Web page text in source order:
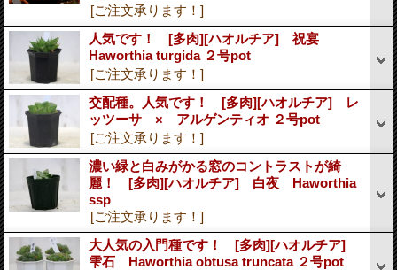
[ご注文承ります！]
人気です！ [多肉][ハオルチア] 祝宴
Haworthia turgida ２号pot
[ご注文承ります！]
交配種。人気です！ [多肉][ハオルチア] レ
ッツーサ × アルゲンティオ ２号pot
[ご注文承ります！]
濃い緑と白みがかる窓のコントラストが綺
麗！ [多肉][ハオルチア] 白夜 Haworthia
ssp
[ご注文承ります！]
大人気の入門種です！ [多肉][ハオルチア]
雫石 Haworthia obtusa truncata ２号pot